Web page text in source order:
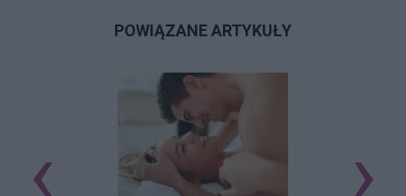
POWIĄZANE ARTYKUŁY
‹ ›